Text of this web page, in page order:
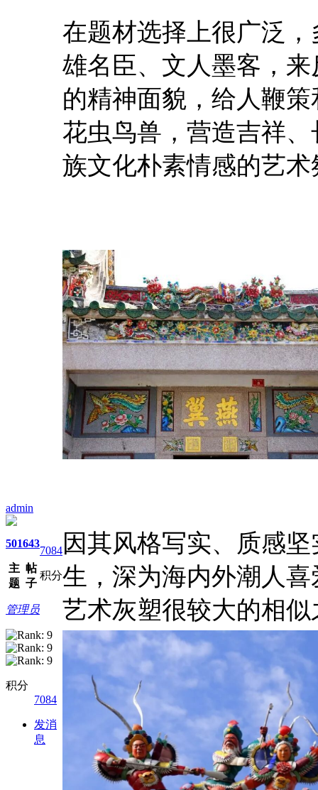
admin
501
主
题
643
帖
子
7084
积分
管理员
积分
7084
发消
息
在题材选择上很广泛
雄名臣、文人墨客，
的精神面貌，给人鞭
花虫鸟兽，营造吉祥
族文化朴素情感的艺术
因其风格写实、质感
生，深为海内外潮人
艺术灰塑很较大的相似